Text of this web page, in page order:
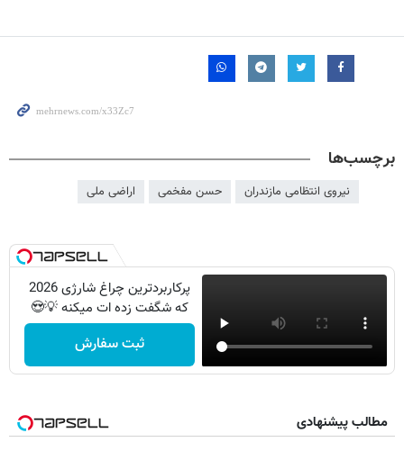
برچسب‌ها
نیروی انتظامی مازندران حسن مفخمی اراضی ملی
پرکاربردترین چراغ شارژی 2026
که شگفت زده ات میکنه 💡😍
ثبت سفارش
مطالب پیشنهادی